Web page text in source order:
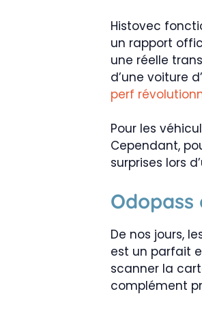
Histovec
un rapport
une réelle
d’une voiture
perf
Pour les
Cependant,
surprises lors
De nos jours,
est un parfait
scanner la
complément